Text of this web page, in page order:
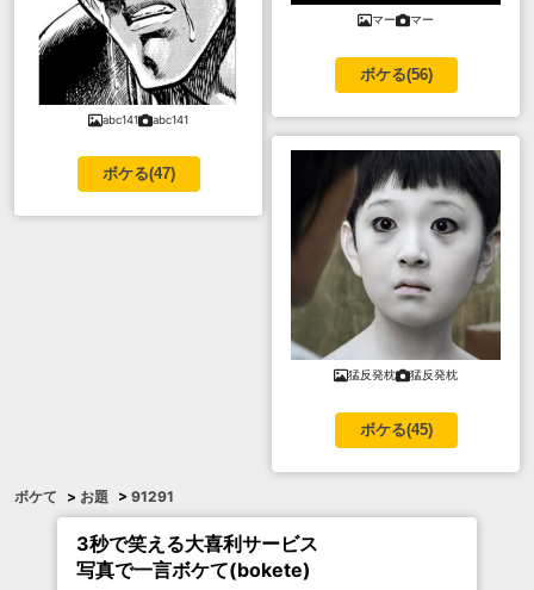
abc141 abc141
ボケる(47)
マー マー
ボケる(56)
猛反発枕 猛反発枕
ボケる(45)
ボケて > お題 > 91291
3秒で笑える大喜利サービス
写真で一言ボケて(bokete)